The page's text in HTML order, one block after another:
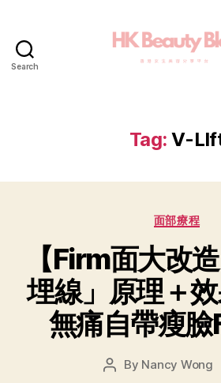
Search
Tag: V-
面部療程
【Firm面大改
埋線」原理＋
無痛自帶瘦臉
By Nancy Wong